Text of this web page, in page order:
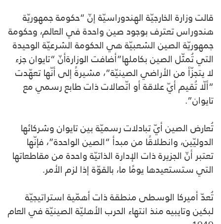
قالت وزارة الخارجيّة الهندوراسيّة إنّ “حكومة جمهوريّة
هندوراس تعترف بوجود صين واحدة في العالم، وحكومة
جمهوريّة الصين الشعبيّة هي الحكومة الشرعيّة الوحيدة
التي تُمثّل الصين بكاملها”أضافت الوزارةأنّ “تايوان جزء
لا يتجزّأ من الأراضي الصينيّة”، مشيرةً إلى أنّها تعهّدت
“ألّا تُقيم أيّ علاقة أو اتّصالات ذات طابع رسمي مع
تايوان”.
تُعارض الصين أيّ تبادلات رسميّة بين تايوان وشركائها
الدوليّين، وانطلاقًا من مبدأ “الصين الواحدة”، فإنّها
تعتبر أنّ الجزيرة ذات الإدارة الذاتيّة واحدة من مقاطعاتها
التي ستستعيدها يومًا ما، بالقوّة إذا لزم الأمر.
تُعدّ أميركا الوسطى منطقة ذات أهمّية استراتيجيّة
لبكين وتايبيه منذ انتهاء الحرب الأهليّة الصينيّة في العام